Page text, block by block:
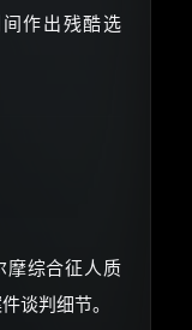
作出残酷选
摩综合征人质
谈判细节。